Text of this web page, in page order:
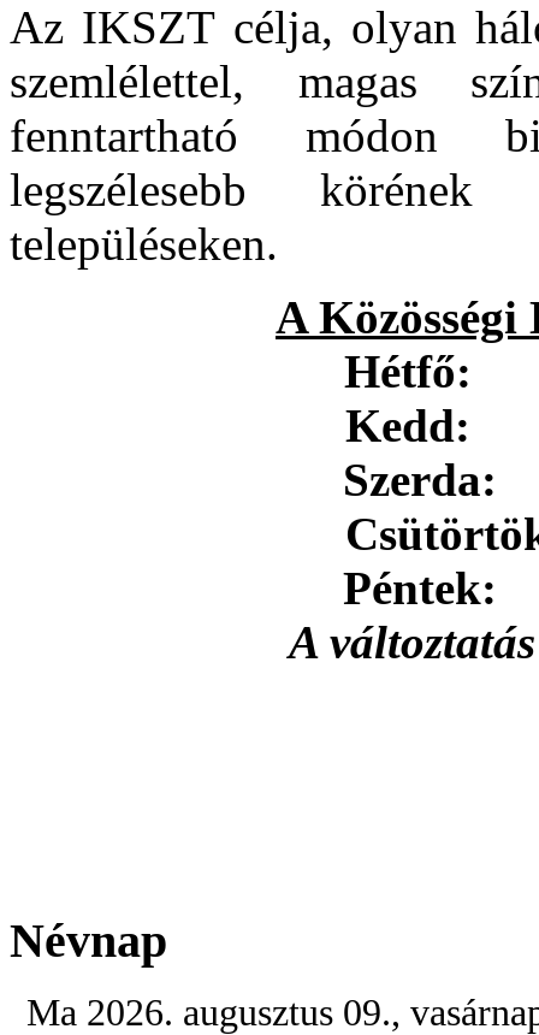
Az IKSZT célja, olyan
szemlélettel, magas
fenntartható módon
legszélesebb
településeken.
A
Hétfő:
Kedd:
Szerda:
Péntek:
A
Névnap
Ma 2026. augusztus 09.,